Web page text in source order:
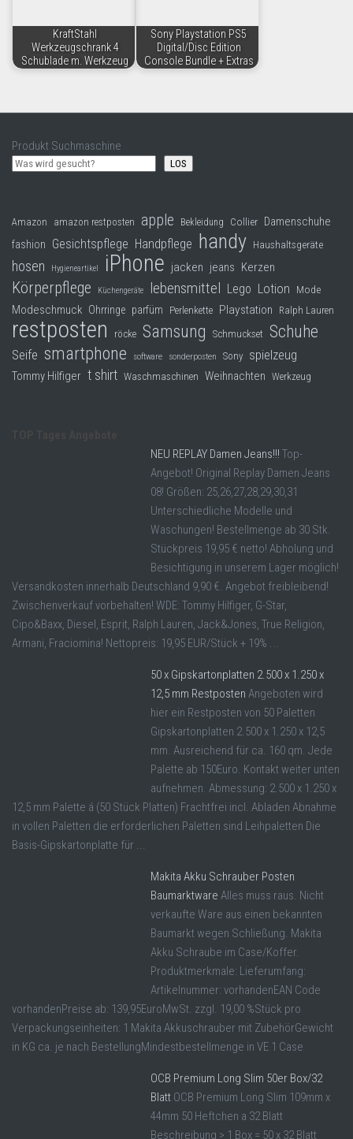
KraftStahl
Werkzeugschrank 4
Schublade m. Werkzeug
Sony Playstation PS5
Digital/Disc Edition
Console Bundle + Extras
Produkt Suchmaschine
LOS
Amazon amazon restposten apple Bekleidung Collier Damenschuhe
fashion Gesichtspflege Handpflege handy Haushaltsgeräte
hosen Hygieneartikel iPhone jacken jeans Kerzen
Körperpflege Küchengeräte lebensmittel Lego Lotion Mode
Modeschmuck Ohrringe parfüm Perlenkette Playstation Ralph Lauren
restposten röcke Samsung Schmuckset Schuhe
Seife smartphone software sonderposten Sony spielzeug
Tommy Hilfiger t shirt Waschmaschinen Weihnachten Werkzeug
NEU REPLAY Damen Jeans!!! Top-
Angebot! Original Replay Damen Jeans
08! Größen: 25,26,27,28,29,30,31
Unterschiedliche Modelle und
Waschungen! Bestellmenge ab 30 Stk.
Stückpreis 19,95 € netto! Abholung und
Besichtigung in unserem Lager möglich!
Versandkosten innerhalb Deutschland 9,90 €. Angebot freibleibend!
Zwischenverkauf vorbehalten! WDE: Tommy Hilfiger, G-Star,
Cipo&Baxx, Diesel, Esprit, Ralph Lauren, Jack&Jones, True Religion,
Armani, Fraciomina! Nettopreis: 19,95 EUR/Stück + 19% ...
50 x Gipskartonplatten 2.500 x 1.250 x
12,5 mm Restposten Angeboten wird
hier ein Restposten von 50 Paletten
Gipskartonplatten 2.500 x 1.250 x 12,5
mm. Ausreichend für ca. 160 qm. Jede
Palette ab 150Euro. Kontakt weiter unten
aufnehmen. Abmessung: 2.500 x 1.250 x
12,5 mm Palette á (50 Stück Platten) Frachtfrei incl. Abladen Abnahme
in vollen Paletten die erforderlichen Paletten sind Leihpaletten Die
Basis-Gipskartonplatte für ...
Makita Akku Schrauber Posten
Baumarktware Alles muss raus. Nicht
verkaufte Ware aus einen bekannten
Baumarkt wegen Schließung. Makita
Akku Schraube im Case/Koffer.
Produktmerkmale: Lieferumfang:
Artikelnummer: vorhandenEAN Code
vorhandenPreise ab: 139,95EuroMwSt. zzgl. 19,00 %Stück pro
Verpackungseinheiten: 1 Makita Akkuschrauber mit ZubehörGewicht
in KG ca. je nach BestellungMindestbestellmenge in VE 1 Case
OCB Premium Long Slim 50er Box/32
Blatt OCB Premium Long Slim 109mm x
44mm 50 Heftchen a 32 Blatt
Beschreibung > 1 Box = 50 x 32 Blatt